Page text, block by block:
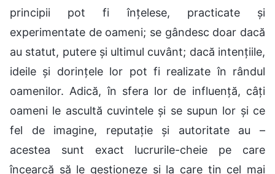
principii pot fi înțelese, practicate și
experimentate de oameni; se gândesc doar dacă
au statut, putere și ultimul cuvânt; dacă intențiile,
ideile și dorințele lor pot fi realizate în rândul
oamenilor. Adică, în sfera lor de influență, câți
oameni le ascultă cuvintele și se supun lor și ce
fel de imagine, reputație și autoritate au –
acestea sunt exact lucrurile-cheie pe care
încearcă să le gestioneze și la care țin cel mai